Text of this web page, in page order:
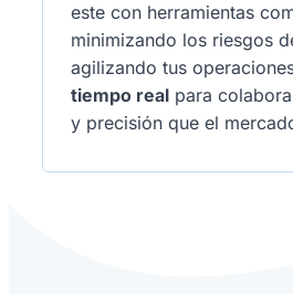
este con herramientas
minimizando los riesgos
agilizando tus
tiempo real para
y precisión que el